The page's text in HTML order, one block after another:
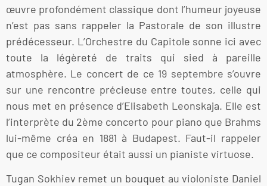
œuvre profondément classique dont l’humeur joyeuse
n’est pas sans rappeler la Pastorale de son illustre
prédécesseur. L’Orchestre du Capitole sonne ici avec
toute la légèreté de traits qui sied à pareille
atmosphère. Le concert de ce 19 septembre s’ouvre
sur une rencontre précieuse entre toutes, celle qui
nous met en présence d’Elisabeth Leonskaja. Elle est
l’interprète du 2ème concerto pour piano que Brahms
lui-même créa en 1881 à Budapest. Faut-il rappeler
que ce compositeur était aussi un pianiste virtuose.
Tugan Sokhiev remet un bouquet au violoniste Daniel